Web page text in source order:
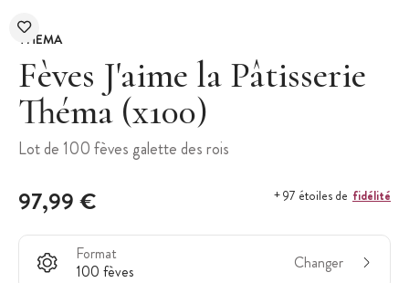
THEMA
Fèves J'aime la Pâtisserie
Théma (x100)
Lot de 100 fèves galette des rois
97,99 € + 97 étoiles de fidélité
Format
100 fèves
Changer